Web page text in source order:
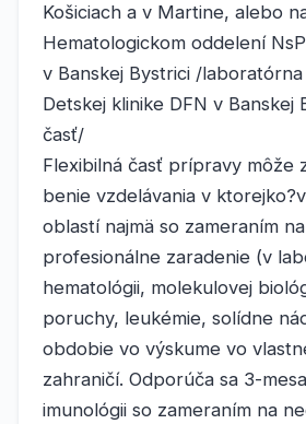
Košiciach a v Martine, alebo
Hematologickom oddelení
v Banskej Bystrici /
Detskej klinike DFN v Banskej
časť/
Flexibilná časť prípravy môže
benie vzdelávania v
oblastí najmä so zameraním
profesionálne zaradenie (v
hematológii, molekulovej
poruchy, leukémie, solídne
obdobie vo výskume vo
zahraničí. Odporúča sa 3-
imunológii so zameraním na